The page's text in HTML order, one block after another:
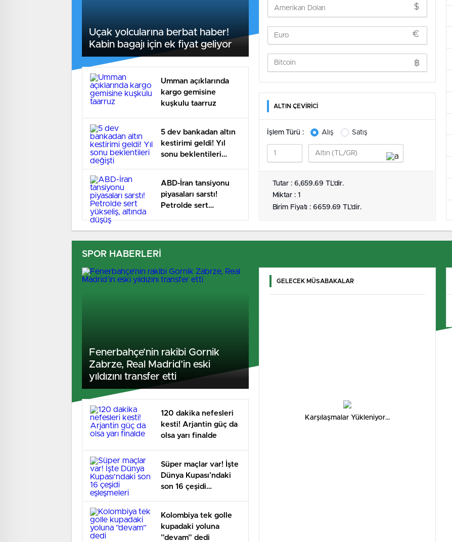
Uçak yolcularına berbat haber!
Kabin bagajı için ek fiyat geliyor
Umman açıklarında
kargo gemisine
kuşkulu taarruz
5 dev bankadan altın
kestirimi geldi! Yıl
sonu beklentileri
ABD-İran tansiyonu
piyasaları sarstı!
Petrolde sert
$
€
฿
ALTIN ÇEVİRİCİ
İşlem Türü : Alış Satış
Tutar : 6,659.69 TL'dir.
Miktar : 1
Birim Fiyatı : 6659.69 TL'dir.
SPOR HABERLERİ
Fenerbahçe’nin rakibi Gornik
Zabrze, Real Madrid’in eski
yıldızını transfer etti
120 dakika nefesleri
kesti! Arjantin güç da
olsa yarı finalde
Süper maçlar var! İşte
Dünya Kupası’ndaki
son 16 çeşidi
Kolombiya tek golle
kupadaki yoluna
”devam” dedi
GELECEK MÜSABAKALAR
Karşılaşmalar Yükleniyor...